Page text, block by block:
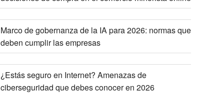
Marco de gobernanza de la IA para 2026: normas que
deben cumplir las empresas
¿Estás seguro en Internet? Amenazas de
ciberseguridad que debes conocer en 2026